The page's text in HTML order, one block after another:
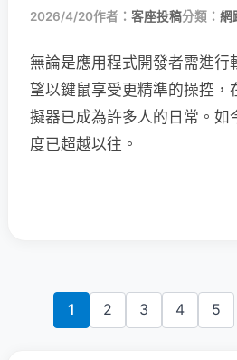
2026/4/20作者： 客座投稿分類： 網
無論是應用程式開發者需進行
望以鍵鼠享受更精準的操控
擬器已成為許多人的日常。如
度已超越以往。
1 2 3 4 5